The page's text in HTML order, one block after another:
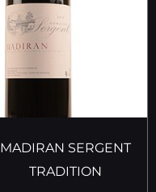
MADIRAN SERGENT
TRADITION